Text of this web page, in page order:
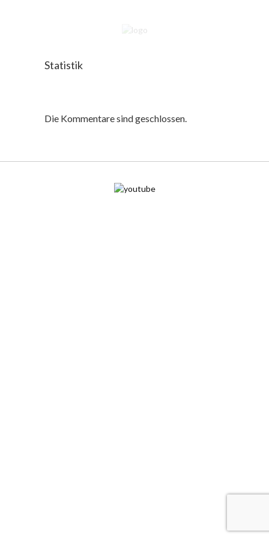
Statistik
Die Kommentare sind geschlossen.